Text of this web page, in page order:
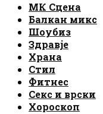
МК Сцена
Балкан микс
Шоубиз
Здравје
Храна
Стил
Фитнес
Секс и врски
Хороскоп